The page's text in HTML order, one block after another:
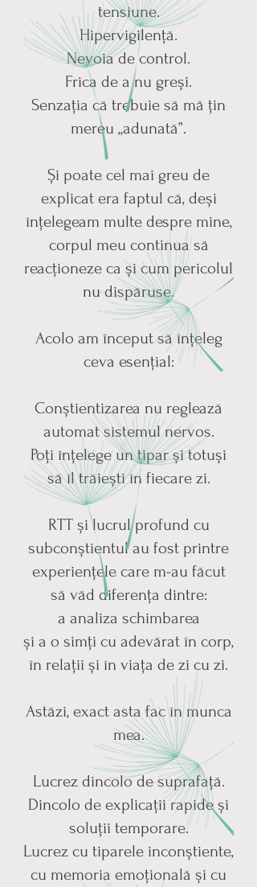
tensiune.
Hipervigilență.
Nevoia de control.
Frica de a nu greși.
Senzația că trebuie să mă țin
mereu „adunată”.
Și poate cel mai greu de
explicat era faptul că, deși
înțelegeam multe despre mine,
corpul meu continua să
reacționeze ca și cum pericolul
nu dispăruse.
Acolo am început să înțeleg
ceva esențial:
Conștientizarea nu reglează
automat sistemul nervos.
Poți înțelege un tipar și totuși
să îl trăiești în fiecare zi.
RTT și lucrul profund cu
subconștientul au fost printre
experiențele care m-au făcut
să văd diferența dintre:
a analiza schimbarea
și a o simți cu adevărat în corp,
în relații și în viața de zi cu zi.
Astăzi, exact asta fac în munca
mea.
Lucrez dincolo de suprafață.
Dincolo de explicații rapide și
soluții temporare.
Lucrez cu tiparele inconștiente,
cu memoria emoțională și cu